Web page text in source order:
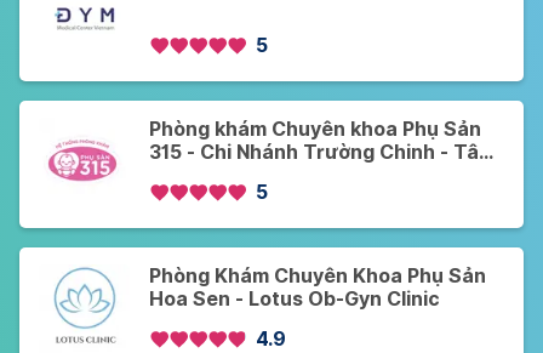
5
Phòng khám Chuyên khoa Phụ Sản
315 - Chi Nhánh Trường Chinh - Tân
5
Phòng Khám Chuyên Khoa Phụ Sản
Hoa Sen - Lotus Ob-Gyn Clinic
4.9